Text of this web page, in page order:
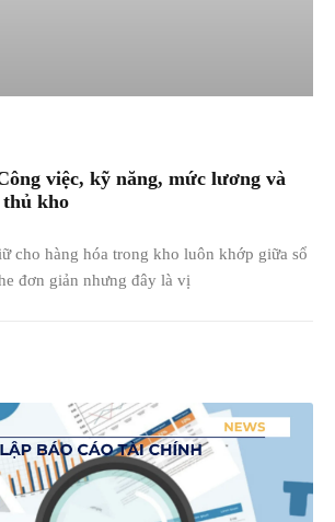
việc, kỹ năng, mức lương và
thủ kho
cho hàng hóa trong kho luôn khớp giữa sổ
đơn giản nhưng đây là vị